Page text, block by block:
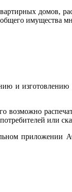
домов,
имущества
и
или
приложении